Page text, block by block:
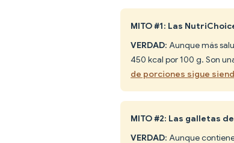
MITO #1: Las
VERDAD: Aunque más
450 kcal por 100 g. Son
de porciones sigue
MITO #2: Las galletas
VERDAD: Aunque